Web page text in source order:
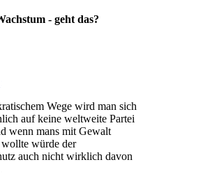
- geht das?
Wege wird man sich
auf keine weltweite Partei
wenn mans mit Gewalt
wollte würde der
auch nicht wirklich davon